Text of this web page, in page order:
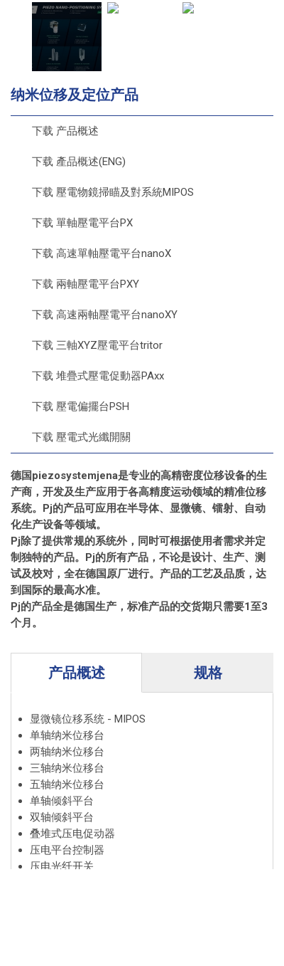
纳米位移及定位产品
下载 产品概述
下载 產品概述(ENG)
下载 壓電物鏡掃瞄及對系統MIPOS
下载 單軸壓電平台PX
下载 高速單軸壓電平台nanoX
下载 兩軸壓電平台PXY
下载 高速兩軸壓電平台nanoXY
下载 三軸XYZ壓電平台tritor
下载 堆疊式壓電促動器PAxx
下载 壓電偏擺台PSH
下载 壓電式光纖開關
德国piezosystemjena是专业的高精密度位移设备的生
产商，开发及生产应用于各高精度运动领域的精准位移
系统。Pj的产品可应用在半导体、显微镜、镭射、自动
化生产设备等领域。
Pj除了提供常规的系统外，同时可根据使用者需求并定
制独特的产品。Pj的所有产品，不论是设计、生产、测
试及校对，全在德国原厂进行。产品的工艺及品质，达
到国际的最高水准。
Pj的产品全是德国生产，标准产品的交货期只需要1至3
个月。
产品概述 规格
显微镜位移系统 - MIPOS
单轴纳米位移台
两轴纳米位移台
三轴纳米位移台
五轴纳米位移台
单轴倾斜平台
双轴倾斜平台
叠堆式压电促动器
压电平台控制器
压电光纤开关